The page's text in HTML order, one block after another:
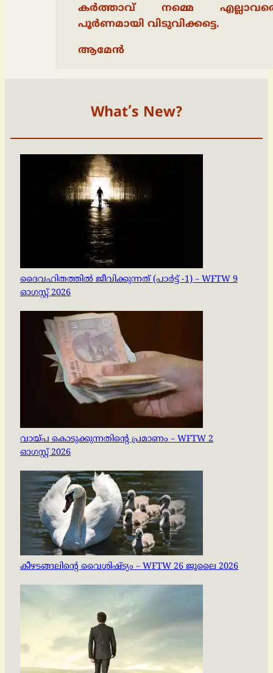
കർത്താവ് നമ്മെ
പൂർണമായി വിടുവിക്കട്ടെ.
ആമേൻ
What’s New?
ദൈവഹിതത്തിൽ ജീവിക്കുന്നത് (പാർട്ട് -1) – WFTW 9
ഓഗസ്റ്റ് 2026
വായ്പ കൊടുക്കുന്നതിന്റെ പ്രമാണം – WFTW 2
ഓഗസ്റ്റ് 2026
കീഴടങ്ങലിന്റെ വൈശിഷ്ട്യം – WFTW 26 ജൂലൈ 2026